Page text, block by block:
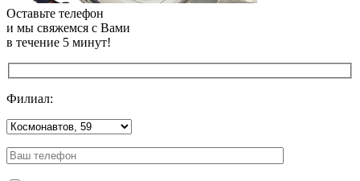
Оставьте телефон
и мы свяжемся с Вами
в течение 5 минут!
Филиал: